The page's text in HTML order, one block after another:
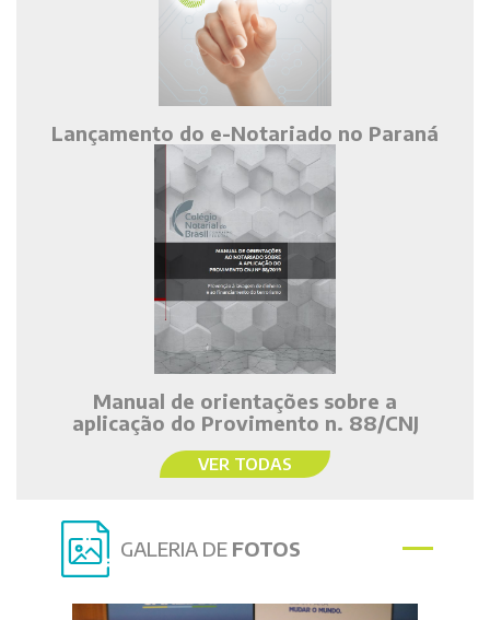
Lançamento do e-Notariado no Paraná
Manual de orientações sobre a
aplicação do Provimento n. 88/CNJ
VER TODAS
GALERIA DE FOTOS